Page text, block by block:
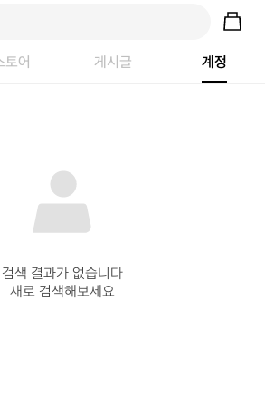
토어 게시글 계정
검색 결과가 없습니다
새로 검색해보세요